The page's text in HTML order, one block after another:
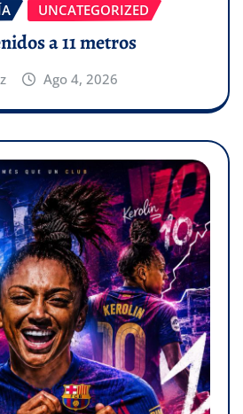
UNCATEGORIZED
a 11 metros
Ago 4, 2026